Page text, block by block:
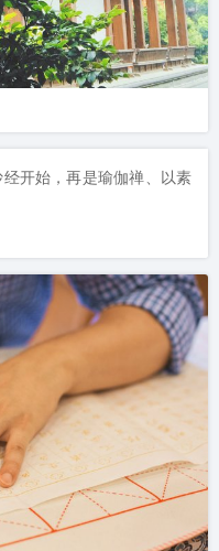
开始，再是瑜伽禅、以素